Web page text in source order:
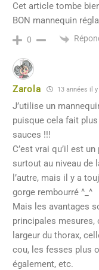
Cet article tombe
BON mannequin
0
Zarola 13 années il y
J’utilise un
puisque cela fait
sauces !!!
C’est vrai qu’il est
surtout au niveau de
l’autre, mais il y a
gorge rembourré ^_^
Mais les avantages
principales
largeur du thorax,
cou, les fesses plus
également, etc.